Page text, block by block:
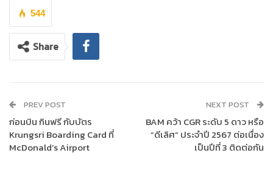
544
Share
PREV POST
ก่อนบิน กินฟรี กับบัตร
Krungsri Boarding Card ที่
McDonald’s Airport
NEXT POST
BAM คว้า CGR ระดับ 5 ดาว หรือ
“ดีเลิศ” ประจำปี 2567 ต่อเนื่อง
เป็นปีที่ 3 ติดต่อกัน